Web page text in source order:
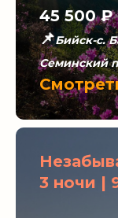
45 500 ₽
📌Бийск-с.
Семинский
3 ночи |